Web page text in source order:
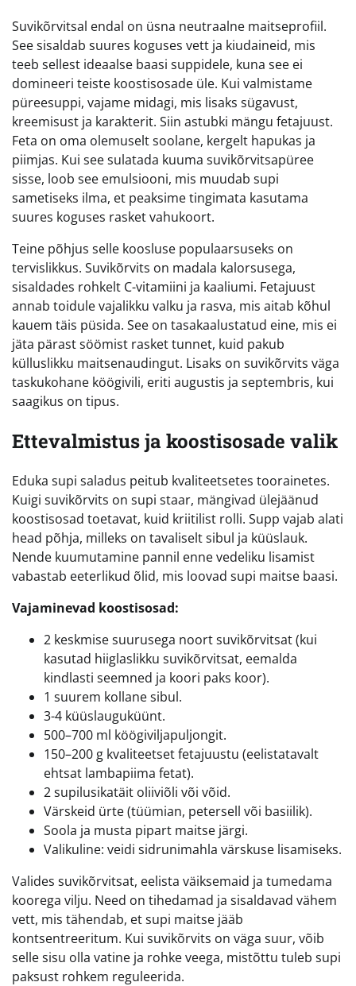
Suvikõrvitsal endal on üsna neutraalne maitseprofiil.
See sisaldab suures koguses vett ja kiudaineid, mis
teeb sellest ideaalse baasi suppidele, kuna see ei
domineeri teiste koostisosade üle. Kui valmistame
püreesuppi, vajame midagi, mis lisaks sügavust,
kreemisust ja karakterit. Siin astubki mängu fetajuust.
Feta on oma olemuselt soolane, kergelt hapukas ja
piimjas. Kui see sulatada kuuma suvikõrvitsapüree
sisse, loob see emulsiooni, mis muudab supi
sametiseks ilma, et peaksime tingimata kasutama
suures koguses rasket vahukoort.
Teine põhjus selle koosluse populaarsuseks on
tervislikkus. Suvikõrvits on madala kalorsusega,
sisaldades rohkelt C-vitamiini ja kaaliumi. Fetajuust
annab toidule vajalikku valku ja rasva, mis aitab kõhul
kauem täis püsida. See on tasakaalustatud eine, mis ei
jäta pärast söömist rasket tunnet, kuid pakub
külluslikku maitsenaudingut. Lisaks on suvikõrvits väga
taskukohane köögivili, eriti augustis ja septembris, kui
saagikus on tipus.
Ettevalmistus ja koostisosade valik
Eduka supi saladus peitub kvaliteetsetes toorainetes.
Kuigi suvikõrvits on supi staar, mängivad ülejäänud
koostisosad toetavat, kuid kriitilist rolli. Supp vajab alati
head põhja, milleks on tavaliselt sibul ja küüslauk.
Nende kuumutamine pannil enne vedeliku lisamist
vabastab eeterlikud õlid, mis loovad supi maitse baasi.
Vajaminevad koostisosad:
2 keskmise suurusega noort suvikõrvitsat (kui
kasutad hiiglaslikku suvikõrvitsat, eemalda
kindlasti seemned ja koori paks koor).
1 suurem kollane sibul.
3-4 küüslauguküünt.
500–700 ml köögiviljapuljongit.
150–200 g kvaliteetset fetajuustu (eelistatavalt
ehtsat lambapiima fetat).
2 supilusikatäit oliiviõli või võid.
Värskeid ürte (tüümian, petersell või basiilik).
Soola ja musta pipart maitse järgi.
Valikuline: veidi sidrunimahla värskuse lisamiseks.
Valides suvikõrvitsat, eelista väiksemaid ja tumedama
koorega vilju. Need on tihedamad ja sisaldavad vähem
vett, mis tähendab, et supi maitse jääb
kontsentreeritum. Kui suvikõrvits on väga suur, võib
selle sisu olla vatine ja rohke veega, mistõttu tuleb supi
paksust rohkem reguleerida.